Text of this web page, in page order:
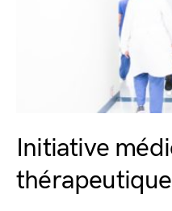
Initiative
thérapeutique